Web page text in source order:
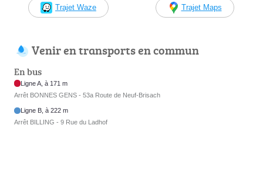
Trajet Waze Trajet Maps
Venir en transports en commun
En bus
Ligne A, à 171 m
Arrêt BONNES GENS - 53a Route de Neuf-Brisach
Ligne B, à 222 m
Arrêt BILLING - 9 Rue du Ladhof